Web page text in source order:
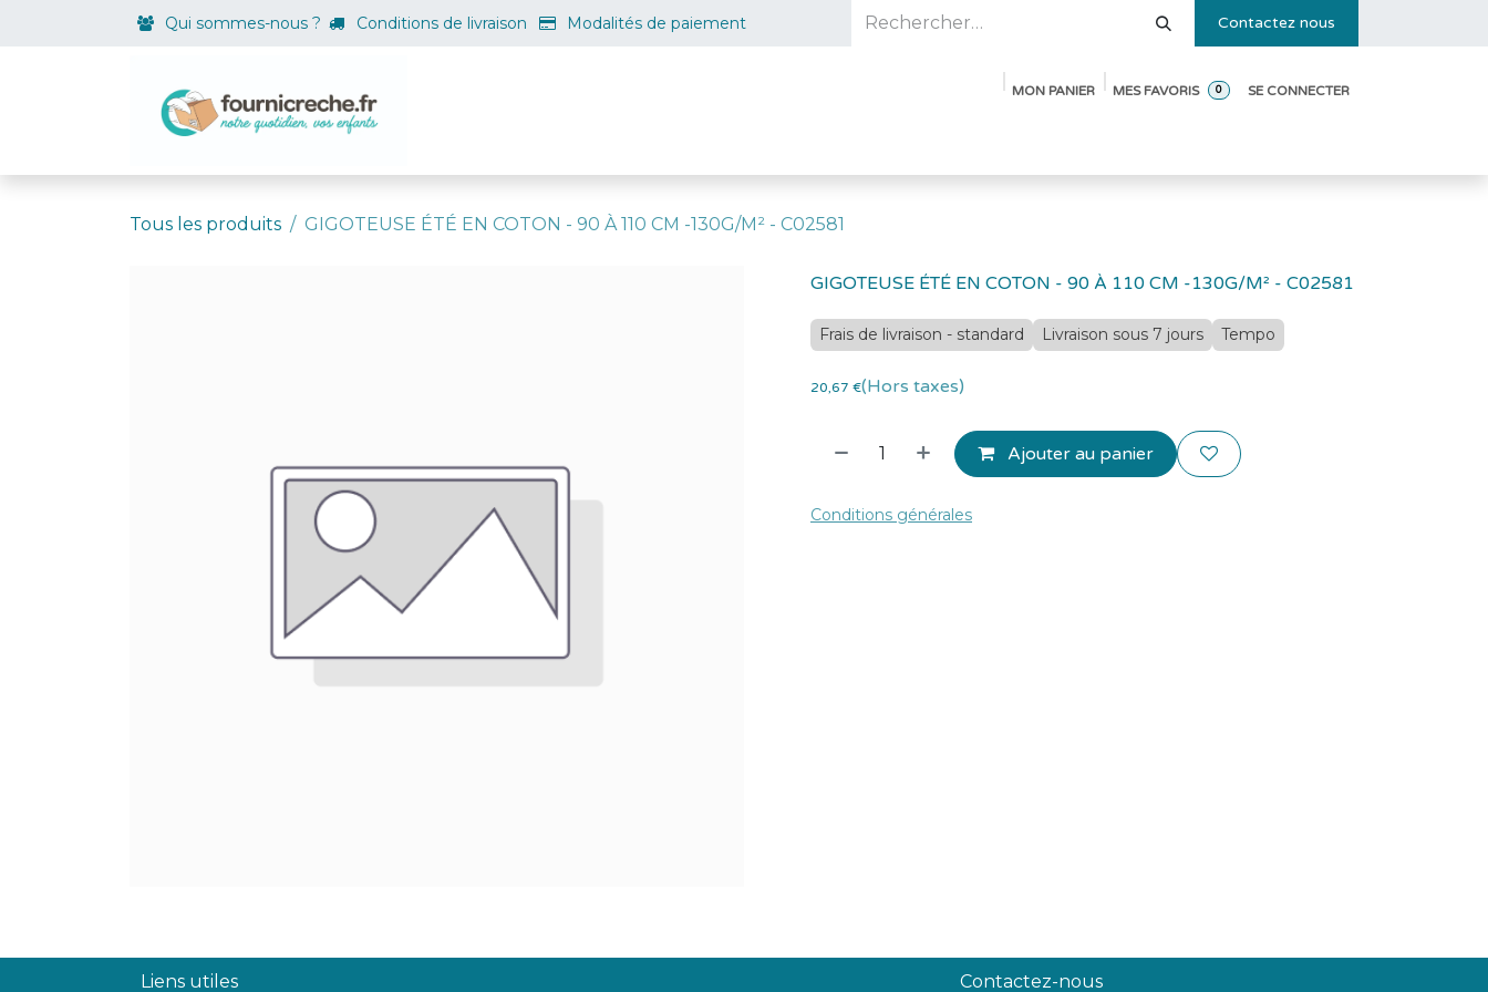
Se rendre au contenuQui sommes-nous ? Conditions de livraison Modalités de paiement Contactez nous
MON PANIER 0
MES FAVORIS SE CONNECTER
Tous les produits GIGOTEUSE ÉTÉ EN COTON - 90 À 110 CM -130G/M² - C02581
GIGOTEUSE ÉTÉ EN COTON - 90 À 110 CM -130G/M² - C02581
Frais de livraison - standard Livraison sous 7 jours Tempo
20,67 €(Hors taxes)
Ajouter au panier
Conditions générales
Liens utiles Contactez-nous